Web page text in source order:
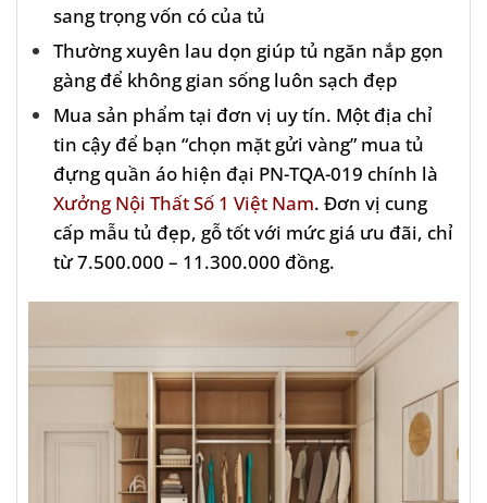
sang trọng vốn có của tủ
Thường xuyên lau dọn giúp tủ ngăn nắp gọn
gàng để không gian sống luôn sạch đẹp
Mua sản phẩm tại đơn vị uy tín. Một địa chỉ
tin cậy để bạn “chọn mặt gửi vàng” mua tủ
đựng quần áo hiện đại PN-TQA-019 chính là
Xưởng Nội Thất Số 1 Việt Nam. Đơn vị cung
cấp mẫu tủ đẹp, gỗ tốt với mức giá ưu đãi, chỉ
từ 7.500.000 – 11.300.000 đồng.